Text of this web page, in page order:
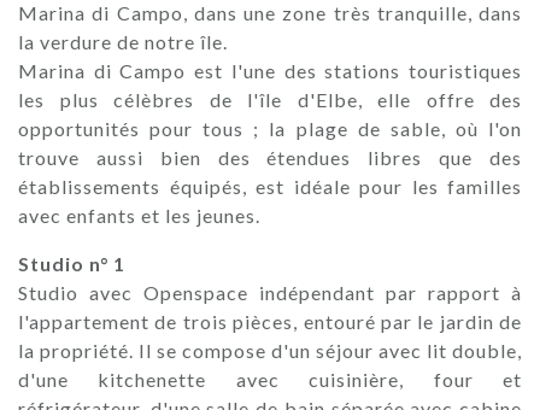
Marina di Campo, dans une zone très tranquille, dans
la verdure de notre île.
Marina di Campo est l'une des stations touristiques
les plus célèbres de l'île d'Elbe, elle offre des
opportunités pour tous ; la plage de sable, où l'on
trouve aussi bien des étendues libres que des
établissements équipés, est idéale pour les familles
avec enfants et les jeunes.
Studio n° 1
Studio avec Openspace indépendant par rapport à
l'appartement de trois pièces, entouré par le jardin de
la propriété. Il se compose d'un séjour avec lit double,
d'une kitchenette avec cuisinière, four et